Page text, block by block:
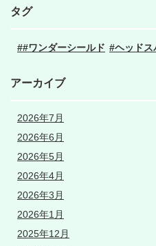
タグ
#ワンダーシールド ヘッドス
アーカイブ
2026年7月
2026年6月
2026年5月
2026年4月
2026年3月
2026年1月
2025年12月